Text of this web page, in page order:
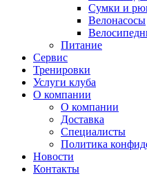
Сумки и
Велонасосы
Питание
Сервис
Тренировки
Услуги клуба
О компании
О компании
Доставка
Специалисты
Политика
Новости
Контакты